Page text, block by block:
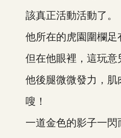
該真正活動活動了。
他所在的虎園圍欄足
但在他眼裡，這玩意兒
他後腿微微發力，肌
嗖！
一道金色的影子一閃而